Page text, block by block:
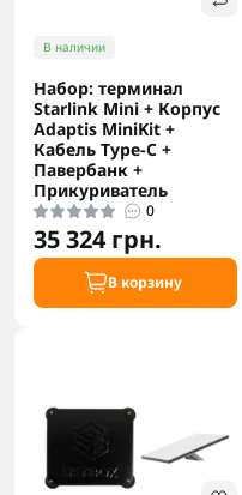
В наличии
Набор: терминал
Starlink Mini + Корпус
Adaptis MiniKit +
Кабель Type-C +
Павербанк +
Прикуриватель
0
35 324 грн.
В корзину